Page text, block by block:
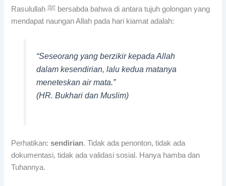
Rasulullah ﷺ bersabda bahwa di antara tujuh golongan yang
mendapat naungan Allah pada hari kiamat adalah:
“Seseorang yang berzikir kepada Allah
dalam kesendirian, lalu kedua matanya
meneteskan air mata.”
(HR. Bukhari dan Muslim)
Perhatikan:sendirian. Tidak ada penonton, tidak ada
dokumentasi, tidak ada validasi sosial. Hanya hamba dan
Tuhannya.